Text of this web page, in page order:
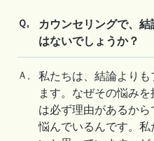
Ｑ,
カウンセリングで、
はないでしょうか？
Ａ,
私たちは、結論より
ます。なぜその悩み
は必ず理由があるから
悩んでいるんです。